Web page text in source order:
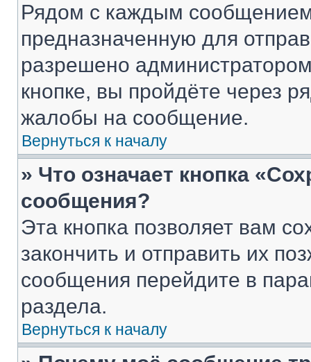
Рядом с каждым сообщением
предназначенную для
разрешено
кнопке, вы пройдёте через
жалобы на сообщение.
Вернуться к началу
» Что означает кнопка
сообщения?
Эта кнопка позволяет вам
закончить и отправить их
сообщения перейдите в
раздела.
Вернуться к началу